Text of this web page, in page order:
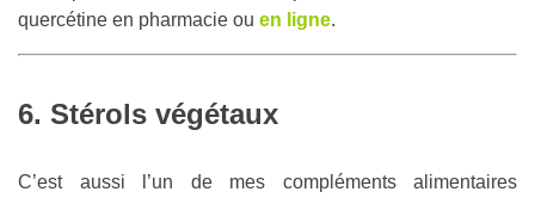
quercétine en pharmacie ou en ligne.
6. Stérols végétaux
C’est aussi l’un de mes compléments alimentaires